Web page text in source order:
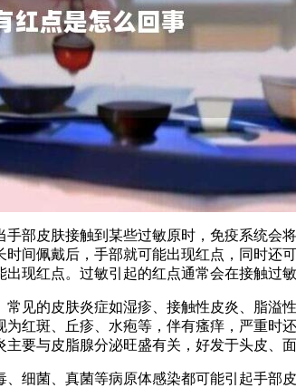
部皮肤接触到某些过敏原时，免疫系统
间佩戴后，手部就可能出现红点，同时
现红点。过敏引起的红点通常会在接触过
见的皮肤炎症如湿疹、接触性皮炎、脂
红斑、丘疹、水疱等，伴有瘙痒，严重
要与皮脂腺分泌旺盛有关，好发于头皮、
细菌、真菌等病原体感染都可能引起手